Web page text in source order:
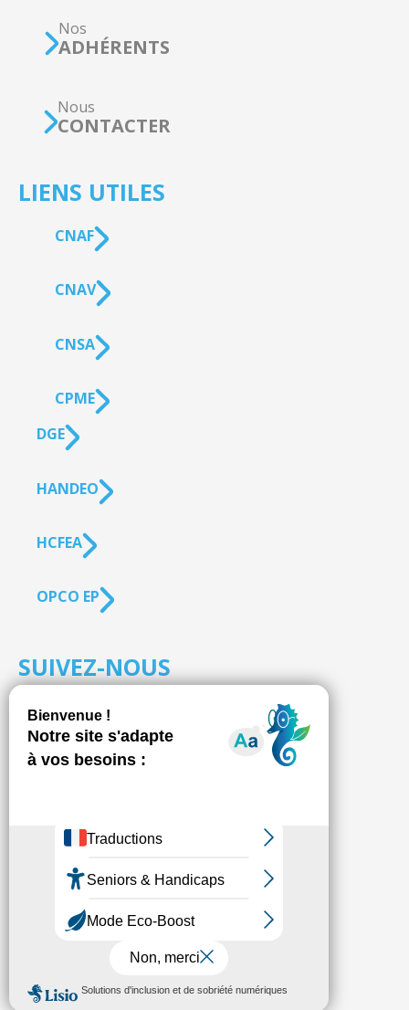
Nos
ADHÉRENTS
Nous
CONTACTER
LIENS UTILES
CNAF
CNAV
CNSA
CPME
DGE
HANDEO
HCFEA
OPCO EP
SUIVEZ-NOUS
Fédésap © 2021
Mentions légales
Transparence